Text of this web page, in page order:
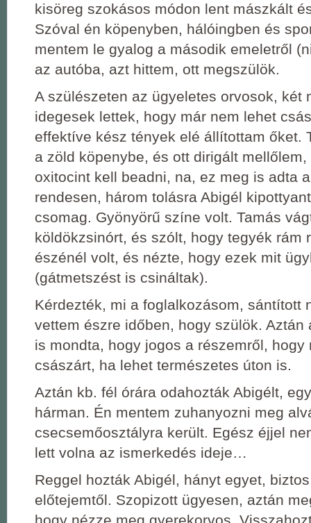
kisöreg szokásos módon lent mászkált
Szóval én köpenyben, hálóingben és
mentem le gyalog a második emeletről
az autóba, azt hittem, ott megszülök.
A szülészeten az ügyeletes orvosok, két
idegesek lettek, hogy már nem lehet
effektíve kész tények elé állítottam őket.
a zöld köpenybe, és ott dirigált
oxitocint kell beadni, na, ez meg is adta
rendesen, három tolásra Abigél
csomag. Gyönyörű színe volt. Tamás
köldökzsinórt, és szólt, hogy tegyék rám
észénél volt, és nézte, hogy ezek mit
(gátmetszést is csináltak).
Kérdezték, mi a foglalkozásom, sántított
vettem észre időben, hogy szülök. Aztán
is mondta, hogy jogos a részemről, hogy
császárt, ha lehet természetes úton is.
Aztán kb. fél órára odahozták Abigélt,
hárman. Én mentem zuhanyozni meg
csecsemőosztályra került. Egész éjjel
lett volna az ismerkedés ideje…
Reggel hozták Abigél, hányt egyet,
előtejemtől. Szopizott ügyesen, aztán